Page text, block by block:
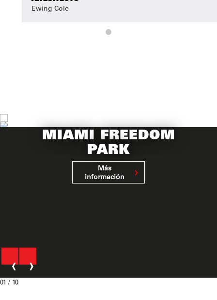
Ewing Cole
MIAMI FREEDOM
PARK
Más
información
01 / 10
‹ ›